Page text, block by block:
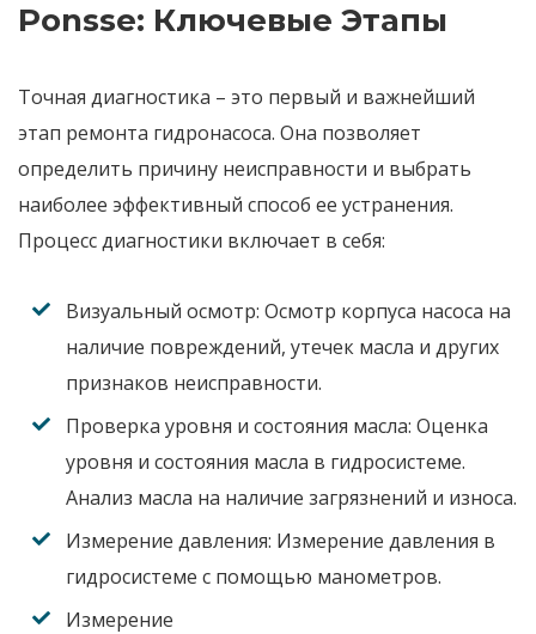
Ponsse: Ключевые Этапы
Точная диагностика – это первый и важнейший
этап ремонта гидронасоса. Она позволяет
определить причину неисправности и выбрать
наиболее эффективный способ ее устранения.
Процесс диагностики включает в себя:
Визуальный осмотр: Осмотр корпуса насоса на
наличие повреждений, утечек масла и других
признаков неисправности.
Проверка уровня и состояния масла: Оценка
уровня и состояния масла в гидросистеме.
Анализ масла на наличие загрязнений и износа.
Измерение давления: Измерение давления в
гидросистеме с помощью манометров.
Измерение